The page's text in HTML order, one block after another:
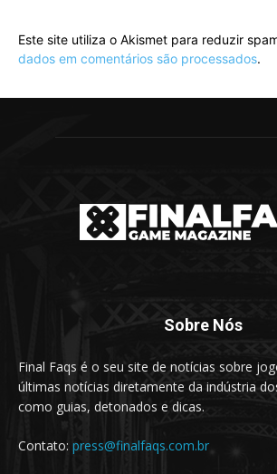
Este site utiliza o Akismet para reduzir
dados em comentários são processados.
Sobre Nós
Final Faqs é o seu site de notícias sobre
últimas notícias diretamente da indústria
como guias, detonados e dicas.
Contato: press@finalfaqs.com.br